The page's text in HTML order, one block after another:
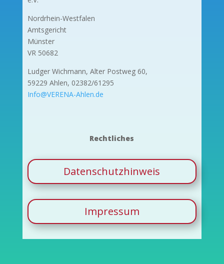
Nordrhein-Westfalen
Amtsgericht
Münster
VR 50682
Ludger Wichmann, Alter Postweg 60,
59229 Ahlen, 02382/61295
Info@VERENA-Ahlen.de
Rechtliches
Datenschutzhinweis
Impressum